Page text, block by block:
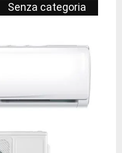
Senza categoria